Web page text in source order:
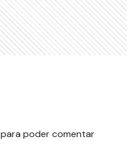
para poder comentar